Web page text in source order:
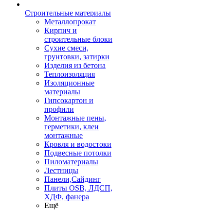
Строительные материалы
Металлопрокат
Кирпич и
строительные блоки
Сухие смеси,
грунтовки, затирки
Изделия из бетона
Теплоизоляция
Изоляционные
материалы
Гипсокартон и
профили
Монтажные пены,
герметики, клеи
монтажные
Кровля и водостоки
Подвесные потолки
Пиломатериалы
Лестницы
Панели,Сайдинг
Плиты OSB, ЛДСП,
ХДФ, фанера
Ещё